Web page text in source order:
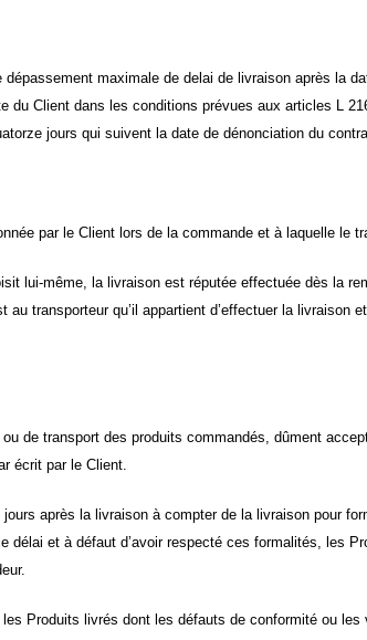
maximale de delai de livraison après la
Client dans les conditions prévues aux articles L
jours qui suivent la date de dénonciation du
par le Client lors de la commande et à laquelle le
lui-même, la livraison est réputée effectuée dès la
transporteur qu’il appartient d’effectuer la livraison
de transport des produits commandés, dûment
écrit par le Client.
après la livraison à compter de la livraison pour
et à défaut d’avoir respecté ces formalités, les
Produits livrés dont les défauts de conformité ou